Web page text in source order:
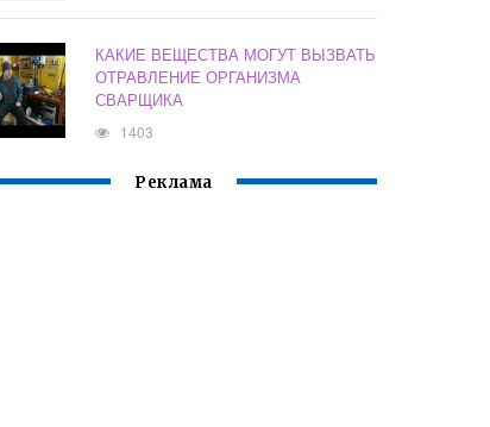
КАКИЕ ВЕЩЕСТВА МОГУТ ВЫЗВАТЬ
ОТРАВЛЕНИЕ ОРГАНИЗМА
СВАРЩИКА
1403
Реклама